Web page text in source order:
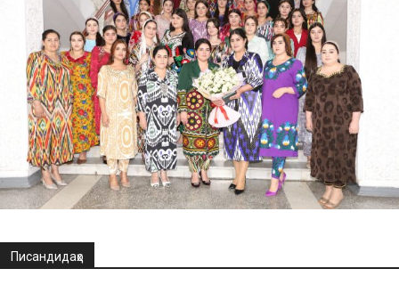
Писандидаҳо